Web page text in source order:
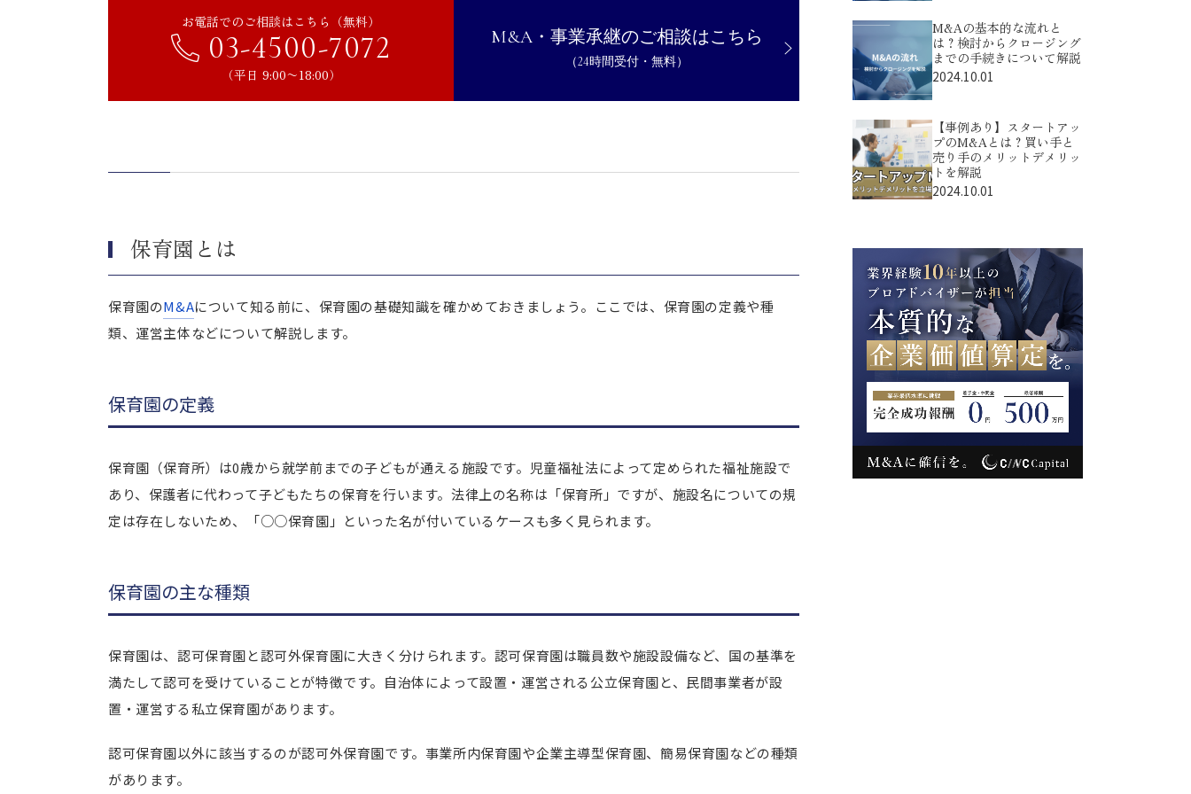
取引額を決める主な要因
社会福祉法人が運営する保育園をM&Aで継承する際の注意点
補助金の取り扱い
お電話でのご相談はこちら（無料）
03-4500-7072
（平日 9:00〜18:00）
M&A・事業承継のご相談はこちら
（24時間受付・無料）
保育園とは
保育園のM&Aについて知る前に、保育園の基礎知識を確かめておきましょう。ここでは、保育園の定義や種
類、運営主体などについて解説します。
保育園の定義
保育園（保育所）は0歳から就学前までの子どもが通える施設です。児童福祉法によって定められた福祉施設で
あり、保護者に代わって子どもたちの保育を行います。法律上の名称は「保育所」ですが、施設名についての規
定は存在しないため、「○○保育園」といった名が付いているケースも多く見られます。
保育園の主な種類
保育園は、認可保育園と認可外保育園に大きく分けられます。認可保育園は職員数や施設設備など、国の基準を
満たして認可を受けていることが特徴です。自治体によって設置・運営される公立保育園と、民間事業者が設
置・運営する私立保育園があります。
認可保育園以外に該当するのが認可外保育園です。事業所内保育園や企業主導型保育園、簡易保育園などの種類
があります。
M&Aの基本的な流れと
は？検討からクロージング
までの手続きについて解説
2024.10.01
【事例あり】スタートアッ
プのM&Aとは？買い手と
売り手のメリットデメリッ
トを解説
2024.10.01